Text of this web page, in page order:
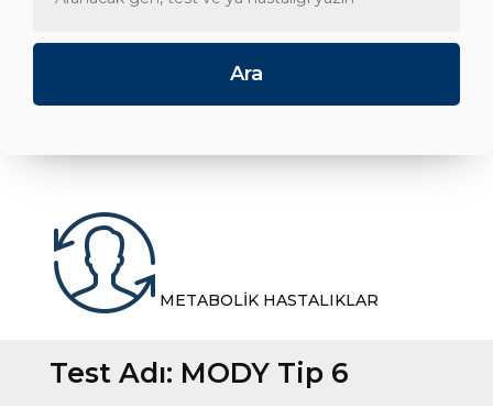
METABOLİK HASTALIKLAR
Test Adı: MODY Tip 6